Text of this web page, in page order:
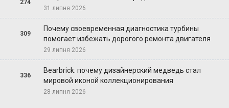
274
31 липня 2026
309
Почему своевременная диагностика турбины
помогает избежать дорогого ремонта двигателя
29 липня 2026
336
Bearbrick: почему дизайнерский медведь стал
мировой иконой коллекционирования
28 липня 2026